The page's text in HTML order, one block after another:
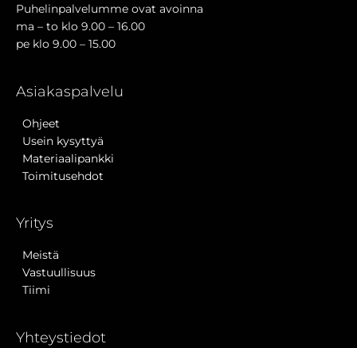
Puhelinpalvelumme ovat avoinna
ma – to klo 9.00 – 16.00
pe klo 9.00 – 15.00
Asiakaspalvelu
Ohjeet
Usein kysyttyä
Materiaalipankki
Toimitusehdot
Yritys
Meistä
Vastuullisuus
Tiimi
Yhteystiedot